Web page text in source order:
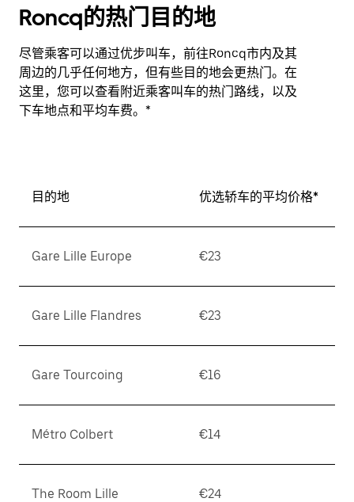
Roncq的热门目的地
尽管乘客可以通过优步叫车，前往Roncq市内及其
周边的几乎任何地方，但有些目的地会更热门。在
这里，您可以查看附近乘客叫车的热门路线，以及
下车地点和平均车费。*
目的地 优选轿车的平均价格*
Gare Lille Europe €23
Gare Lille Flandres €23
Gare Tourcoing €16
Métro Colbert €14
The Room Lille
€24